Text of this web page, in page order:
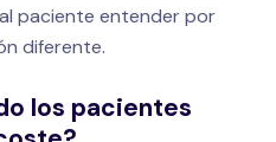
paciente entender por
diferente.
los pacientes